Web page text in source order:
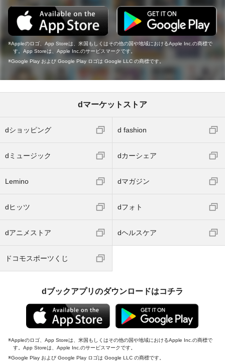
Appleのロゴ、App Storeは、米国もしくはその他の国や地域におけるApple Inc.の商標で
す。App Storeは、Apple Inc.のサービスマークです。
Google Play および Google Play ロゴは Google LLC の商標です。
dマーケットストア
dショッピング d fashion
dミュージック dカーシェア
Lemino dマガジン
dヒッツ dフォト
dアニメストア dヘルスケア
ドコモスポーツくじ
dブックアプリのダウンロードはコチラ
Appleのロゴ、App Storeは、米国もしくはその他の国や地域におけるApple Inc.の商標で
す。App Storeは、Apple Inc.のサービスマークです。
Google Play および Google Play ロゴは Google LLC の商標です。